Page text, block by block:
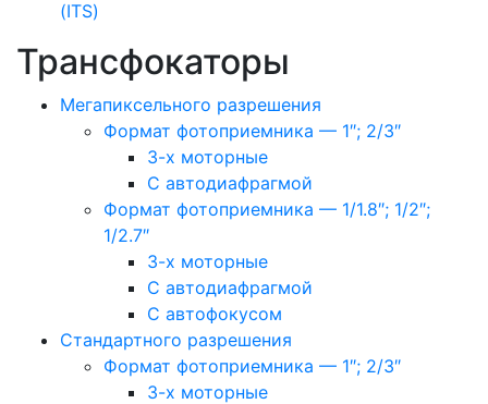
(ITS)
Трансфокаторы
Мегапиксельного разрешения
Формат фотоприемника — 1″; 2/3″
3-х моторные
С автодиафрагмой
Формат фотоприемника — 1/1.8″; 1/2″;
1/2.7″
3-х моторные
С автодиафрагмой
С автофокусом
Стандартного разрешения
Формат фотоприемника — 1″; 2/3″
3-х моторные